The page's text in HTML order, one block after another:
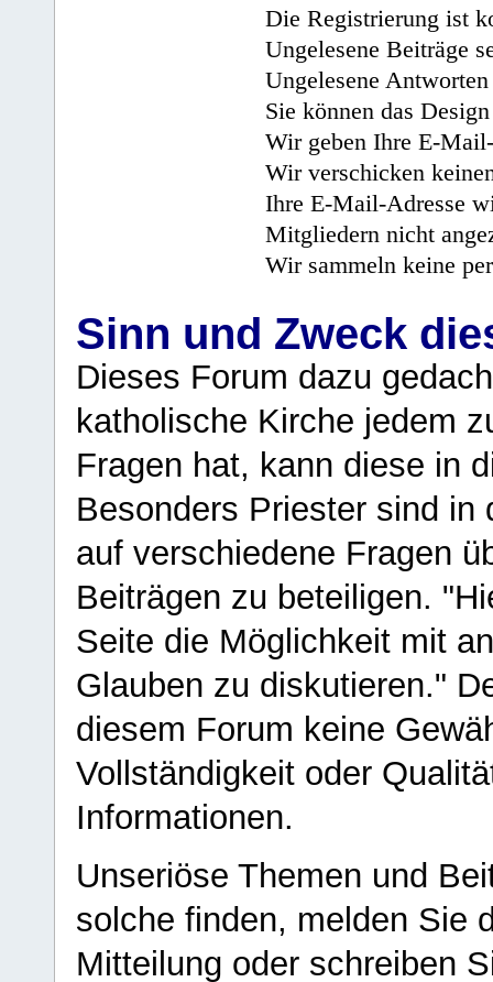
Die Registrierung ist
Ungelesene Beiträge
Ungelesene
Sie können das
Wir geben Ihre E-
Wir verschicken
Ihre E-Mail-Adresse
Mitgliedern nicht
Wir sammeln keine
Sinn und Zweck
Dieses Forum dazu
katholische Kirche jedem
Fragen hat, kann diese in
Besonders Priester sind in
auf verschiedene Fragen
Beiträgen zu beteiligen.
Seite die Möglichkeit mit
Glauben zu diskutieren."
diesem Forum keine
Vollständigkeit oder
Informationen.
Unseriöse Themen und
solche finden, melden Sie
Mitteilung oder schreiben